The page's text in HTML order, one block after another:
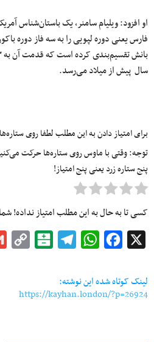
او افزود: ویلیام سامنر، یک باستان‌شناس
فارس یعنی دوره لپویی را به سه فاز دوره
سال پیش از میلاد می‌رسد.
برای امتیاز دادن به این مطلب لطفا روی
توجه: وقتی با ماوس روی ستاره‌ها حرکت
پنج ستاره زرد یعنی پنج امتیاز!
کسی تا به حال به این مطلب امتیاز نداده!
Facebook
WhatsApp
Telegram
Balatarin
لینک کوتاه شده این نوشته:
https://kayhan.london/?p=26924